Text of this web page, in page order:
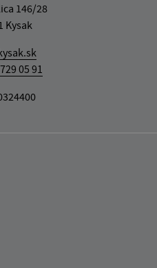
146/28
Kysak
05 91